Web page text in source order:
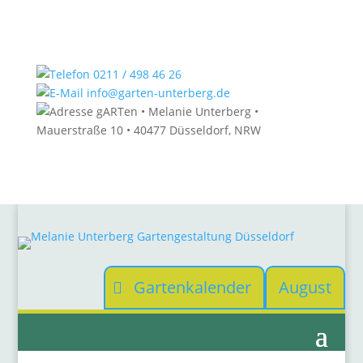
0211 / 498 46 26
info@garten-unterberg.de
gARTen • Melanie Unterberg •
Mauerstraße 10 • 40477 Düsseldorf, NRW
August
Gartenkalender